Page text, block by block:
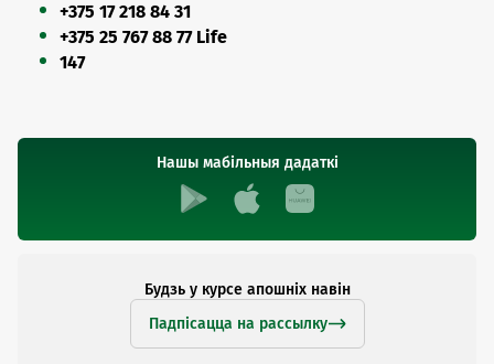
+375 17 218 84 31
+375 25 767 88 77 Life
147
Нашы мабільныя дадаткі
Будзь у курсе апошніх навін
Падпісацца на рассылку